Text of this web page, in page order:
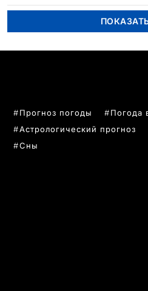
Прогноз погоды
Погода
Астрологический прогноз
Сны